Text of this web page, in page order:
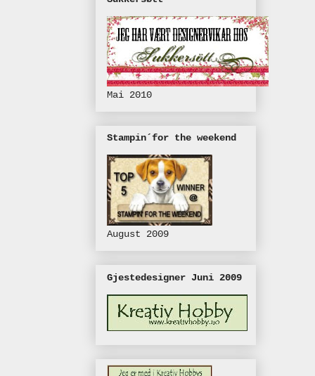
Mai 2010
Stampin´for the weekend
August 2009
Gjestedesigner Juni 2009